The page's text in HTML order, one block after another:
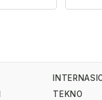
TEKNO